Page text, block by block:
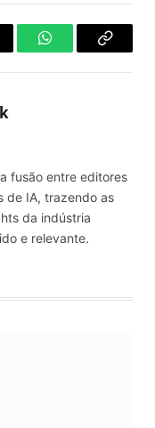
WhatsAppCopy
fusão entre editores
de IA, trazendo as
da indústria
e relevante.